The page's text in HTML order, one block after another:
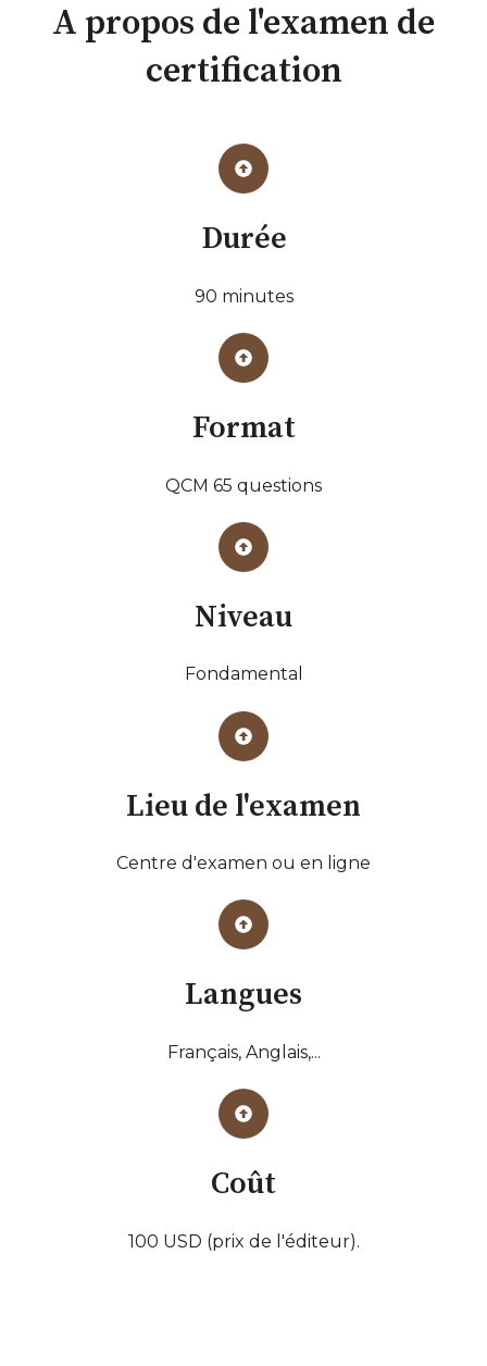
A propos de l'examen de
certification
Durée
90 minutes
Format
QCM 65 questions
Niveau
Fondamental
Lieu de l'examen
Centre d'examen ou en ligne
Langues
Français, Anglais,...
Coût
100 USD (prix de l'éditeur).